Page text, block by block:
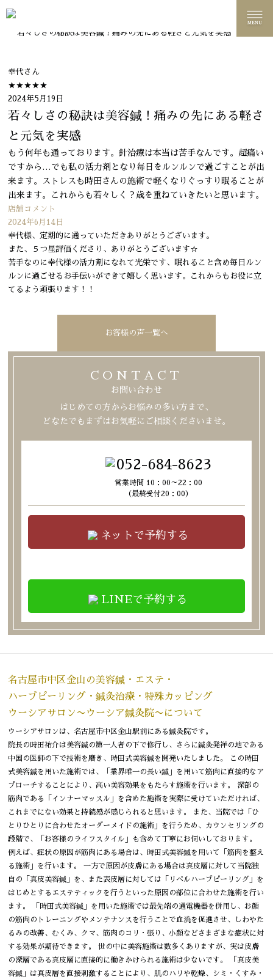
名古屋美容鍼 ウーシア鍼灸院
若々しさの秘訣は美容鍼！痛みの先にある軽さと元気を実感
幸代さん
★★★★★
2024年5月19日
若々しさの秘訣は美容鍼！痛みの先にある軽さ
と元気を実感
もう何年も通っております。針治療は本当は苦手なんです。超痛い
ですから…でも私の活力剤となり毎日をルンルンで過ごすことが出
来ます。ストレスも時田さんの施術で軽くなりぐっすり眠ることが
出来ます。これからも若々しく？歳を重ねていきたいと思います。
店舗コメント
2024年6月14日
幸代様、定期的に通っていただきありがとうございます。
また、５つ星評価くださり、ありがとうございます☆
苦手なのに幸代様の活力剤になれて光栄です、眠れること含め毎日ルン
ルンに過ごせるお手伝いができて嬉しく思います。これからもお役に立
てるよう頑張ります！！
お客様の声一覧へ
CONTACT
お問い合わせ
はじめての方からお悩みの多い方まで、
どなたでもまずはお気軽にご相談くださいませ。
052-684-8623
営業時間 10：00～22：00
（最終受付20：00）
ネットで予約する
LINEで予約する
名古屋市中区金山の美容鍼・エステ・
ハーブピーリング・鍼灸治療・特殊カッピング
ウーシアサロン〜ウーシア鍼灸院〜について
ウーシアサロンは、名古屋市中区金山駅前にある鍼灸院です。
院長の時田祐介は美容鍼の第一人者の下で修行し、さらに鍼灸発祥の地である
中国の医師の下で技術を磨き、時田式美容鍼を開発いたしました。 この時田
式美容鍼を用いた施術では、「業界唯一の長い鍼」を用いて筋肉に直接的なア
プローチすることにより、高い美容効果をもたらす施術を行います。 深部の
筋肉である「インナーマッスル」を含めた施術を実際に受けていただければ、
これまでにない効果と持続感が感じられると思います。 また、当院では「ひ
とりひとりに合わせたオーダーメイドの施術」を行うため、カウンセリングの
段階で、「お客様のライフスタイル」も含めて丁寧にお伺いしております。
例えば、症状の原因が筋肉にある場合は、時田式美容鍼を用いて「筋肉を整え
る施術」を行います。 一方で原因が皮膚にある場合は真皮層に対して当院独
自の「真皮美容鍼」を、また表皮層に対しては「リベルハーブピーリング」を
はじめとするエステティックを行うといった原因の部位に合わせた施術を行い
ます。 「時田式美容鍼」を用いた施術では最先端の通電機器を併用し、お顔
の筋肉のトレーニングやメンテナンスを行うことで血流を促進させ、しわやた
るみの改善、むくみ、クマ、筋肉のコリ・張り、小顔などさまざまな症状に対
する効果が期待できます。 世の中に美容施術は数多くありますが、実は皮膚
の深層である真皮層に直接的に働きかけられる施術は少ないです。 「真皮美
容鍼」は真皮層を直接刺激することにより、肌のハリや乾燥、シミ・くすみ・